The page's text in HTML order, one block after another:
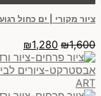
ציור מקורי | ים כחול רגוע
₪1,600
₪1,280